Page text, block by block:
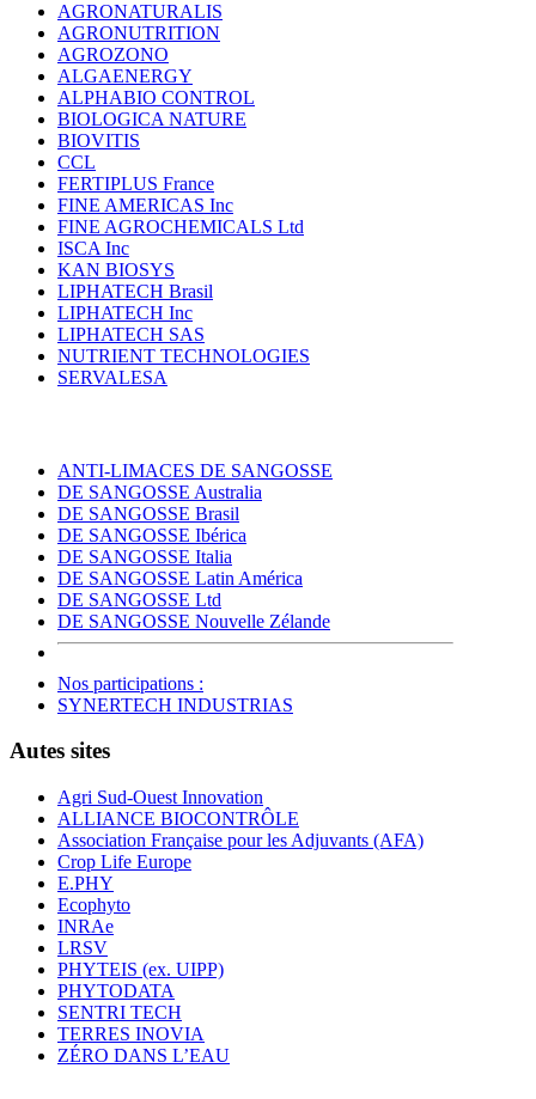
AGRONATURALIS
AGRONUTRITION
AGROZONO
ALGAENERGY
ALPHABIO CONTROL
BIOLOGICA NATURE
BIOVITIS
CCL
FERTIPLUS France
FINE AMERICAS Inc
FINE AGROCHEMICALS Ltd
ISCA Inc
KAN BIOSYS
LIPHATECH Brasil
LIPHATECH Inc
LIPHATECH SAS
NUTRIENT TECHNOLOGIES
SERVALESA
ANTI-LIMACES DE SANGOSSE
DE SANGOSSE Australia
DE SANGOSSE Brasil
DE SANGOSSE Ibérica
DE SANGOSSE Italia
DE SANGOSSE Latin América
DE SANGOSSE Ltd
DE SANGOSSE Nouvelle Zélande
Nos participations :
SYNERTECH INDUSTRIAS
Autes sites
Agri Sud-Ouest Innovation
ALLIANCE BIOCONTRÔLE
Association Française pour les Adjuvants (AFA)
Crop Life Europe
E.PHY
Ecophyto
INRAe
LRSV
PHYTEIS (ex. UIPP)
PHYTODATA
SENTRI TECH
TERRES INOVIA
ZÉRO DANS L’EAU